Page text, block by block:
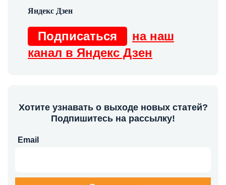
Подписаться
на наш
канал в Яндекс Дзен
Хотите узнавать о выходе новых статей?
Подпишитесь на рассылку!
Email